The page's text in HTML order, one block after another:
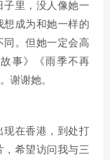
子里，没人像她一
想成为和她一样的
同。但她一定会高
事》《雨季不再
谢谢她。
现在香港，到处打
，希望访问我与三